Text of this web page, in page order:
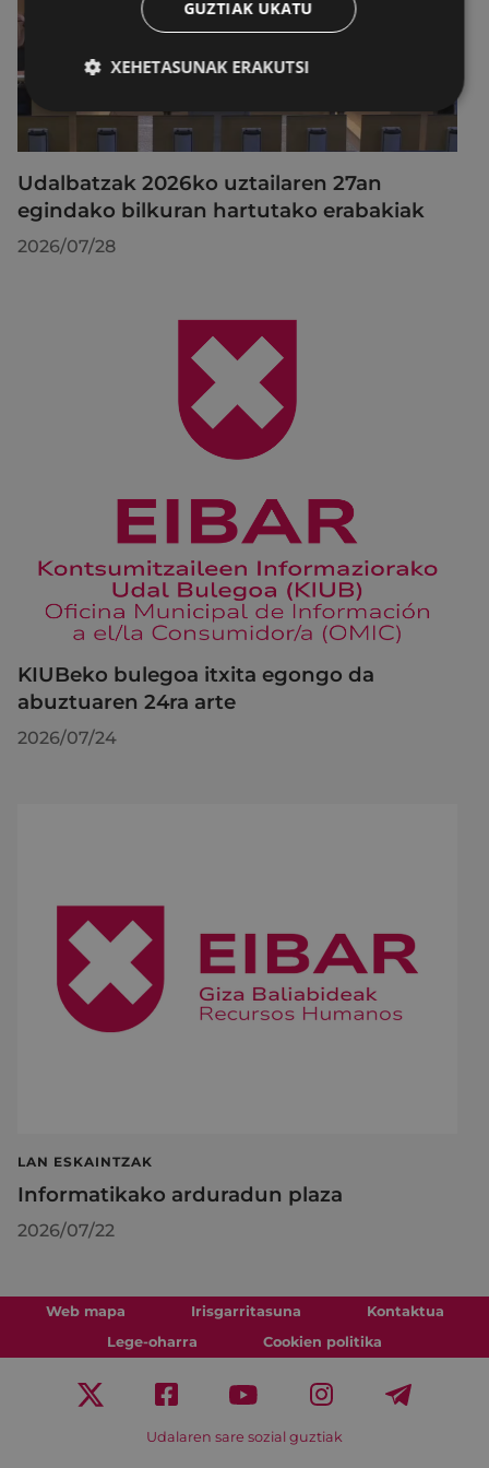
Udalbatzak 2026ko uztailaren 27an
egindako bilkuran hartutako erabakiak
2026/07/28
KIUBeko bulegoa itxita egongo da
abuztuaren 24ra arte
2026/07/24
LAN ESKAINTZAK
Informatikako arduradun plaza
2026/07/22
Web mapa Irisgarritasuna
Kontaktua
Lege-oharra
Cookien politika
Udalaren sare sozial guztiak
GUZTIAK UKATU
XEHETASUNAK ERAKUTSI